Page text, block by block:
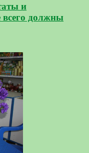
и
всего должны